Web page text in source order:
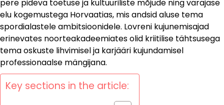
pere pideva toetuse ja kultuuriliste mõjude ning varajase
elu kogemustega Horvaatias, mis andsid aluse tema
spordialastele ambitsioonidele. Lovreni kujunemisajad
erinevates noorteakadeemiates olid kriitilise tähtsusega
tema oskuste lihvimisel ja karjääri kujundamisel
professionaalse mängijana.
Key sections in the article: